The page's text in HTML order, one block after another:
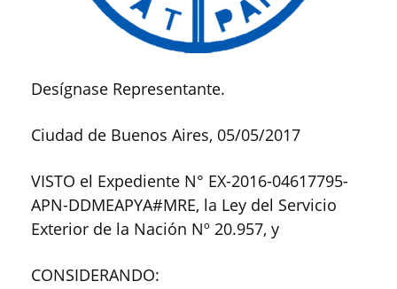
Desígnase Representante.
Ciudad de Buenos Aires, 05/05/2017
VISTO el Expediente N° EX-2016-04617795-
APN-DDMEAPYA#MRE, la Ley del Servicio
Exterior de la Nación Nº 20.957, y
CONSIDERANDO: